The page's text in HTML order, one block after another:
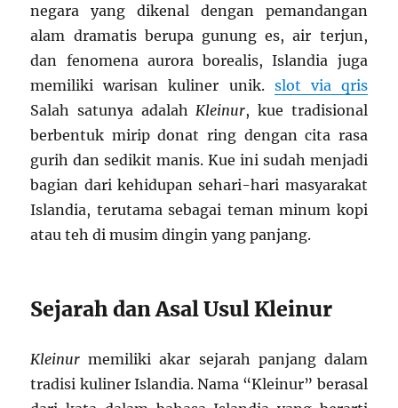
negara yang dikenal dengan pemandangan
alam dramatis berupa gunung es, air terjun,
dan fenomena aurora borealis, Islandia juga
memiliki warisan kuliner unik. slot via qris
Salah satunya adalah Kleinur, kue tradisional
berbentuk mirip donat ring dengan cita rasa
gurih dan sedikit manis. Kue ini sudah menjadi
bagian dari kehidupan sehari-hari masyarakat
Islandia, terutama sebagai teman minum kopi
atau teh di musim dingin yang panjang.
Sejarah dan Asal Usul Kleinur
Kleinur memiliki akar sejarah panjang dalam
tradisi kuliner Islandia. Nama “Kleinur” berasal